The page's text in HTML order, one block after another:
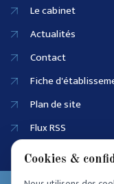
Le cabinet
Actualités
Contact
Fiche
Plan de site
Flux RSS
Cookies &